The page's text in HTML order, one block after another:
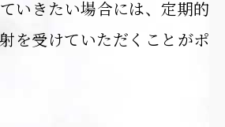
いきたい場合には、定期的
を受けていただくことがポ